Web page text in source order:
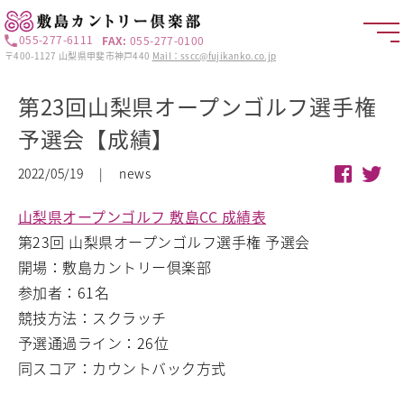
055-277-6111 FAX: 055-277-0100
〒400-1127 山梨県甲斐市神戸440 Mail：sscc@fujikanko.co.jp
第23回山梨県オープンゴルフ選手権
予選会【成績】
2022/05/19 | news
山梨県オープンゴルフ 敷島CC 成績表
第23回 山梨県オープンゴルフ選手権 予選会
開場：敷島カントリー倶楽部
参加者：61名
競技方法：スクラッチ
予選通過ライン：26位
同スコア：カウントバック方式